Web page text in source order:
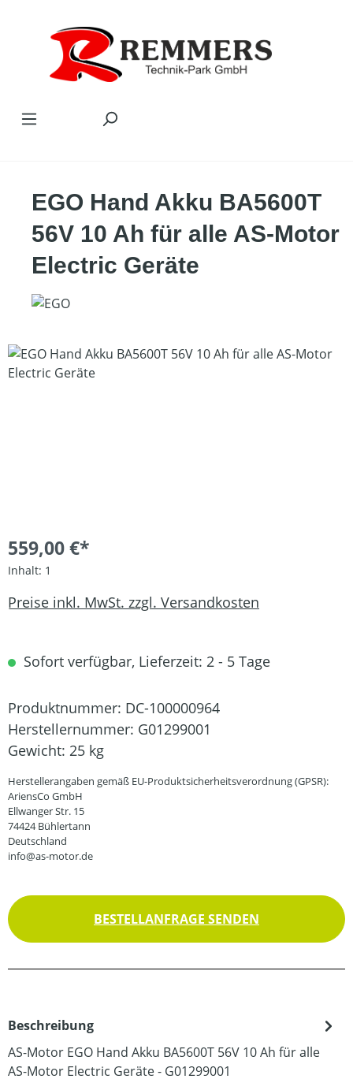
EGO Hand Akku BA5600T
56V 10 Ah für alle AS-Motor
Electric Geräte
Bildergalerie überspringen
559,00 €*
Inhalt: 1
Preise inkl. MwSt. zzgl. Versandkosten
Sofort verfügbar, Lieferzeit: 2 - 5 Tage
Produktnummer: DC-100000964
Herstellernummer: G01299001
Gewicht: 25 kg
Herstellerangaben gemäß EU-Produktsicherheitsverordnung (GPSR):
AriensCo GmbH
Ellwanger Str. 15
74424 Bühlertann
Deutschland
info@as-motor.de
BESTELLANFRAGE SENDEN
Beschreibung
AS-Motor EGO Hand Akku BA5600T 56V 10 Ah für alle
AS-Motor Electric Geräte - G01299001